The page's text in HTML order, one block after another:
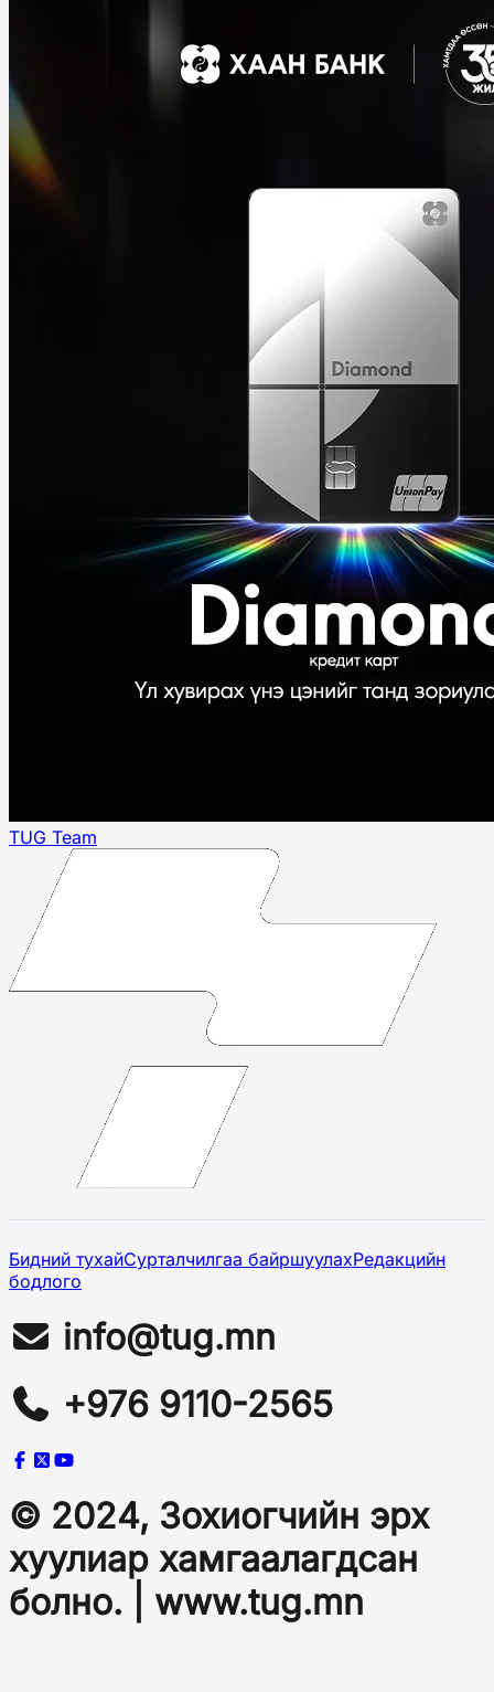
TUG Team
Бидний тухайСурталчилгаа байршуулахРедакцийн
бодлого
info@tug.mn
+976 9110-2565
© 2024, Зохиогчийн эрх
хуулиар хамгаалагдсан
болно. | www.tug.mn